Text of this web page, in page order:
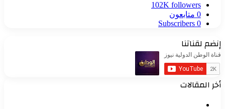
102K followers
0 متابعون
0
Subscribers
إنضم لقناتنا
أخر المقالات